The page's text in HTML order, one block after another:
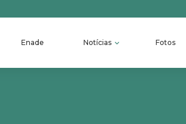
Enade Notícias Fotos